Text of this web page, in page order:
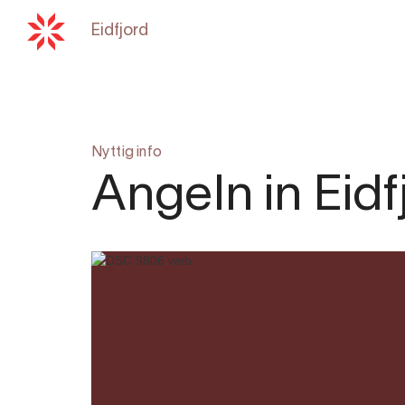
Eidfjord
Nyttig info
Angeln in